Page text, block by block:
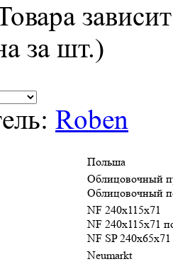
за шт.)
Roben
Польша
Облицовочный
Облицовочный
NF 240х115х71
NF 240х115х71
NF SP 240х65х71
Neumarkt